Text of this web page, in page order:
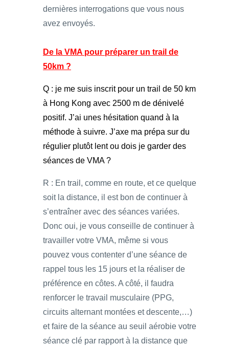
dernières interrogations que vous nous
avez envoyés.
De la VMA pour préparer un trail de
50km ?
Q : je me suis inscrit pour un trail de 50 km
à Hong Kong avec 2500 m de dénivelé
positif. J’ai unes hésitation quand à la
méthode à suivre. J’axe ma prépa sur du
régulier plutôt lent ou dois je garder des
séances de VMA ?
R : En trail, comme en route, et ce quelque
soit la distance, il est bon de continuer à
s’entraîner avec des séances variées.
Donc oui, je vous conseille de continuer à
travailler votre VMA, même si vous
pouvez vous contenter d’une séance de
rappel tous les 15 jours et la réaliser de
préférence en côtes. A côté, il faudra
renforcer le travail musculaire (PPG,
circuits alternant montées et descente,…)
et faire de la séance au seuil aérobie votre
séance clé par rapport à la distance que